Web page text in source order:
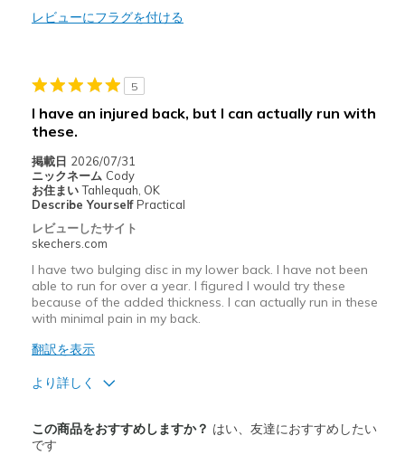
Durable
以下に最適
Running!
Width
Sizing
View On Shoes
I'm Really Into Shoes
レビューにフラグを付ける
5
I have an injured back, but I can actually run with
these.
掲載日 2026/07/31
ニックネーム Cody
お住まい Tahlequah, OK
Describe Yourself Practical
レビューしたサイト
skechers.com
I have two bulging disc in my lower back. I have not been
able to run for over a year. I figured I would try these
because of the added thickness. I can actually run in these
with minimal pain in my back.
翻訳を表示
より詳しく
Comfortable
この商品をおすすめしますか？ はい、友達におすすめしたい
です